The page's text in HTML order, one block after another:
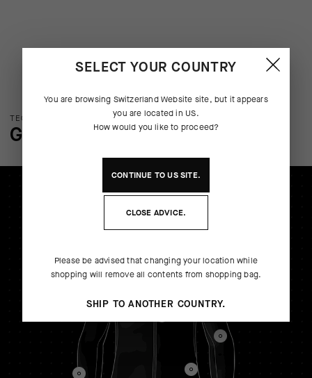
TECHNOLOGIE: ÜBERBLICK
GENAUERE ANGABEN
SELECT YOUR COUNTRY
You are browsing Switzerland Website site, but it appears
you are located in US.
How would you like to proceed?
CONTINUE TOUSSITE.
CLOSE ADVICE.
Please be advised that changing your location while
shopping will remove all contents from shopping bag.
SHIP TO ANOTHER COUNTRY.